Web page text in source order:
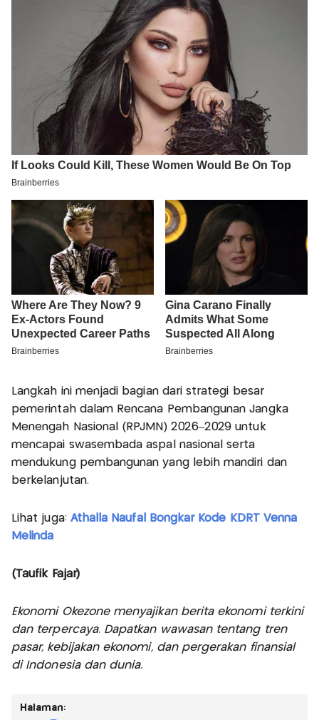
Langkah ini menjadi bagian dari strategi besar
pemerintah dalam Rencana Pembangunan Jangka
Menengah Nasional (RPJMN) 2026–2029 untuk
mencapai swasembada aspal nasional serta
mendukung pembangunan yang lebih mandiri dan
berkelanjutan.
Lihat juga: Athalla Naufal Bongkar Kode KDRT Venna
Melinda
(Taufik Fajar)
Ekonomi Okezone menyajikan berita ekonomi terkini
dan terpercaya. Dapatkan wawasan tentang tren
pasar, kebijakan ekonomi, dan pergerakan finansial
di Indonesia dan dunia.
Halaman: